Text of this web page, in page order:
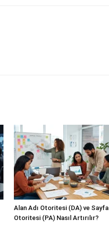
Alan Adı Otoritesi (DA) ve Sayfa
Otoritesi (PA) Nasıl Artırılır?